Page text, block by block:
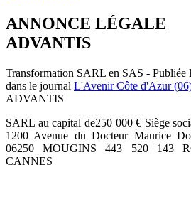
ANNONCE LÉGALE
ADVANTIS
Transformation SARL en SAS - Publiée
dans le journal L'Avenir Côte d'Azur
ADVANTIS
SARL au capital de250 000 € Siège
1200 Avenue du Docteur Maurice
06250 MOUGINS 443 520 143
CANNES